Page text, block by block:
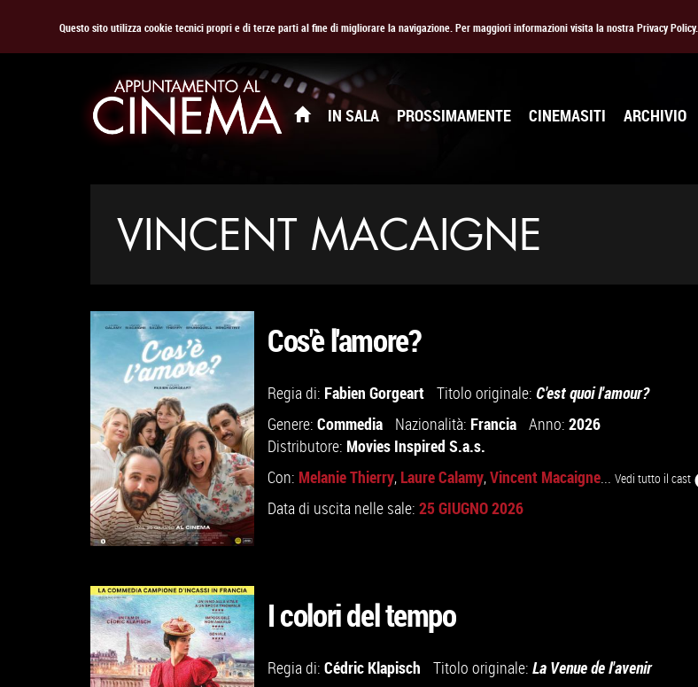
Questo sito utilizza cookie tecnici propri e di terze parti al fine di migliorare la navigazione. Per maggiori informazioni visita la nostra Privacy Policy.
IN SALA PROSSIMAMENTE CINEMASITI ARCHIVIO
VINCENT MACAIGNE
GUARDA IL TRAILER
TROVA IL CINEMA
Cos'è l'amore?
Regia di: Fabien Gorgeart Titolo originale: C'est quoi l'amour?
Genere: Commedia Nazionalità: Francia Anno: 2026
Distributore: Movies Inspired S.a.s.
Con: Melanie Thierry, Laure Calamy,Vincent Macaigne... Vedi tutto il cast
Data di uscita nelle sale: 25 GIUGNO 2026
I colori del tempo
Regia di: Cédric Klapisch Titolo originale: La Venue de l'avenir